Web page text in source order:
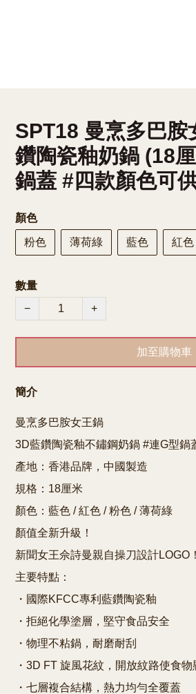
SPT18 曼烹多巴胺
鑽陶瓷釉奶鍋 (18
鍋蓋 #四款顏色可
顏色
粉色 薄荷綠 藍色 紅色
數量
−
+
加至購物車
簡介
曼烹多巴胺女王鍋
3D藍鑽陶瓷釉不鏽鋼奶鍋 #連G型鍋
產地：香港品牌，中國製造
規格：18厘米
顏色：藍色 / 紅色 / 粉色 / 薄荷綠
顏值全新升級！
新聞女王佘詩曼親自操刀設計LOGO！
主要特點：
・國際KFCC專利藍鑽陶瓷釉
・拒絕化學塗層，堅守食品安全
・物理不粘鍋，耐磨耐刮
・3D FT 旋風花紋，開放紋路使食物
・七層複合結構，熱力均勻全覆蓋